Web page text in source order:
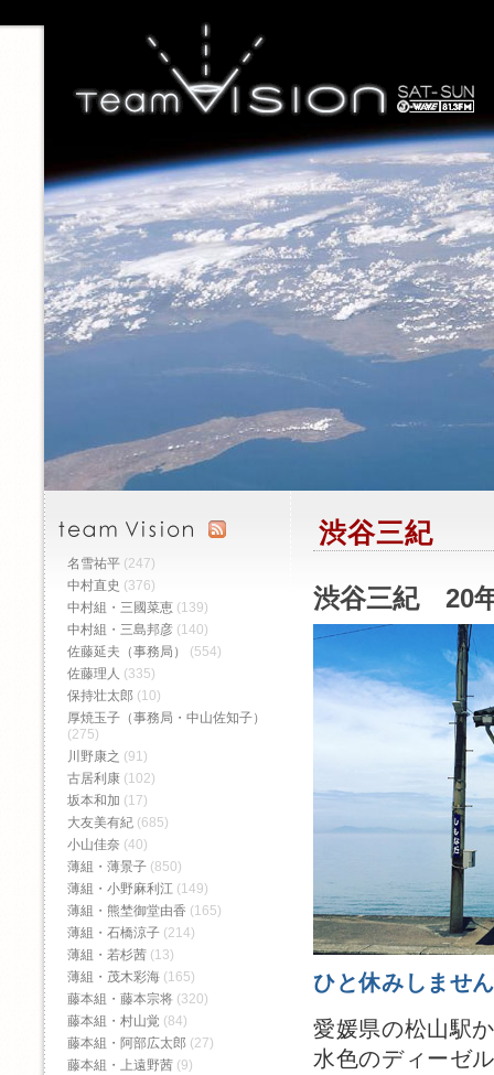
渋谷三紀
渋谷三紀 20
ひと休みしませ
愛媛県の松山駅
水色のディーゼ
名雪祐平 (247)
中村直史 (376)
中村組・三國菜恵 (139)
中村組・三島邦彦 (140)
佐藤延夫（事務局）
(554)
佐藤理人 (335)
保持壮太郎 (10)
厚焼玉子（事務局・中山佐知子）
(275)
川野康之 (91)
古居利康 (102)
坂本和加 (17)
大友美有紀 (685)
小山佳奈 (40)
薄組・薄景子 (850)
薄組・小野麻利江 (149)
薄組・熊埜御堂由香 (165)
薄組・石橋涼子 (214)
薄組・若杉茜 (13)
薄組・茂木彩海 (165)
藤本組・藤本宗将 (320)
藤本組・村山覚 (84)
藤本組・阿部広太郎 (27)
藤本組・上遠野茜 (9)